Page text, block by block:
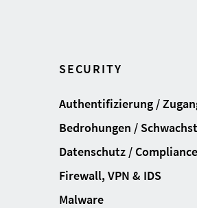
SECURITY
Authentifizierung /
Bedrohungen /
Datenschutz /
Firewall, VPN & IDS
Malware